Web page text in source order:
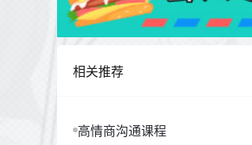
相关推荐
高情商沟通课程